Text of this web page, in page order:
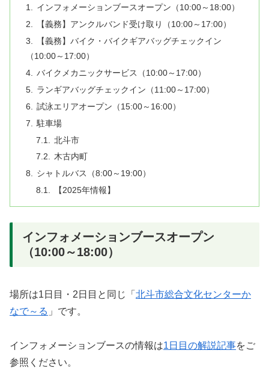
インフォメーションブースオープン（10:00～18:00）
【義務】アンクルバンド受け取り（10:00～17:00）
【義務】バイク・バイクギアバッグチェックイン
（10:00～17:00）
バイクメカニックサービス（10:00～17:00）
ランギアバッグチェックイン（11:00～17:00）
試泳エリアオープン（15:00～16:00）
駐車場
北斗市
木古内町
シャトルバス（8:00～19:00）
【2025年情報】
インフォメーションブースオープン
（10:00～18:00）
場所は1日目・2日目と同じ「 北斗市総合文化センターか
なで～る 」です。
インフォメーションブースの情報は1日目の解説記事をご
参照ください。